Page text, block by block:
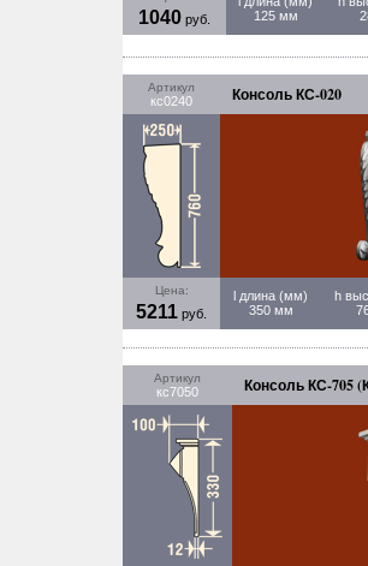
1040 руб.
125 мм
Артикул
кс0240 Консоль КС-020
Цена:
5211 руб.
l длина (мм)
350 мм
h
Артикул
кс7050 Консоль КС-705